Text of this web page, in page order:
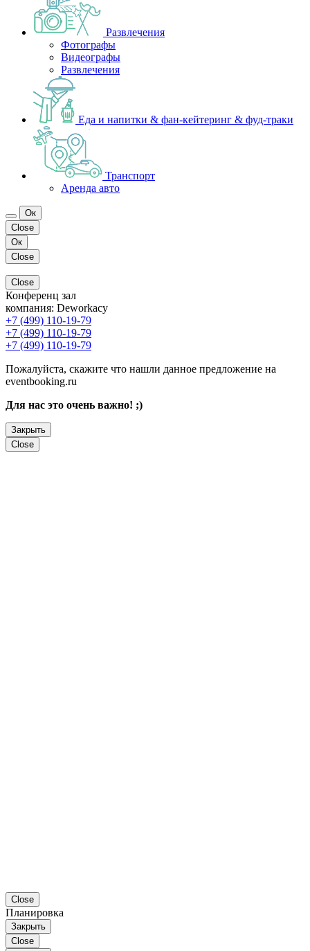
Развлечения
Фотографы
Видеографы
Развлечения
Еда и напитки & фан-кейтеринг & фуд-траки
Транспорт
Аренда авто
Ок
Close
Ок
Close
Close
Конференц зал
компания: Deworkacy
+7 (499) 110-19-79
+7 (499) 110-19-79
+7 (499) 110-19-79
Пожалуйста, скажите что нашли данное предложение на
eventbooking.ru
Для нас это очень важно! ;)
Закрыть
Close
Close
Планировка
Закрыть
Close